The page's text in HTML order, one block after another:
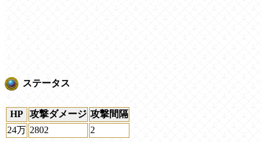
ステータス
HP 攻撃ダメージ 攻撃間隔
24万 2802 2